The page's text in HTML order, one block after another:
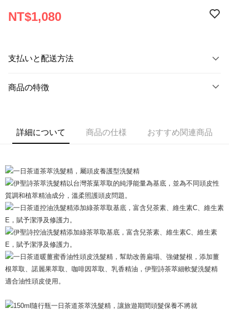
NT$1,080
支払いと配送方法
クレジットカード1回払い
Google Pay
国際配送
商品の特徴
セールスポイント
中性及油性頭皮適用
詳細について 商品の仕様 おすすめ関連商品